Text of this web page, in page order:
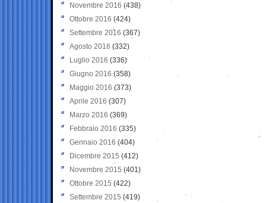
Novembre 2016 (438)
Ottobre 2016 (424)
Settembre 2016 (367)
Agosto 2016 (332)
Luglio 2016 (336)
Giugno 2016 (358)
Maggio 2016 (373)
Aprile 2016 (307)
Marzo 2016 (369)
Febbraio 2016 (335)
Gennaio 2016 (404)
Dicembre 2015 (412)
Novembre 2015 (401)
Ottobre 2015 (422)
Settembre 2015 (419)